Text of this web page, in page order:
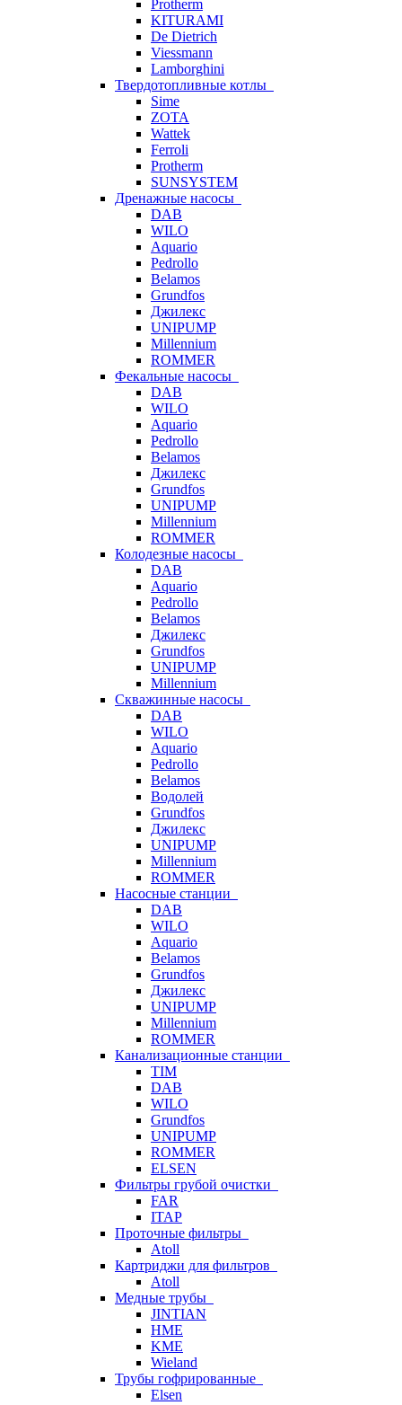
Protherm
KITURAMI
De Dietrich
Viessmann
Lamborghini
Твердотопливные котлы
Sime
ZOTA
Wattek
Ferroli
Protherm
SUNSYSTEM
Дренажные насосы
DAB
WILO
Aquario
Pedrollo
Belamos
Grundfos
Джилекс
UNIPUMP
Millennium
ROMMER
Фекальные насосы
DAB
WILO
Aquario
Pedrollo
Belamos
Джилекс
Grundfos
UNIPUMP
Millennium
ROMMER
Колодезные насосы
DAB
Aquario
Pedrollo
Belamos
Джилекс
Grundfos
UNIPUMP
Millennium
Скважинные насосы
DAB
WILO
Aquario
Pedrollo
Belamos
Водолей
Grundfos
Джилекс
UNIPUMP
Millennium
ROMMER
Насосные станции
DAB
WILO
Aquario
Belamos
Grundfos
Джилекс
UNIPUMP
Millennium
ROMMER
Канализационные станции
TIM
DAB
WILO
Grundfos
UNIPUMP
ROMMER
ELSEN
Фильтры грубой очистки
FAR
ITAP
Проточные фильтры
Atoll
Картриджи для фильтров
Atoll
Медные трубы
JINTIAN
HME
KME
Wieland
Трубы гофрированные
Elsen